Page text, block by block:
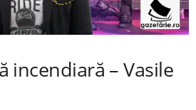
incendiară – Vasile